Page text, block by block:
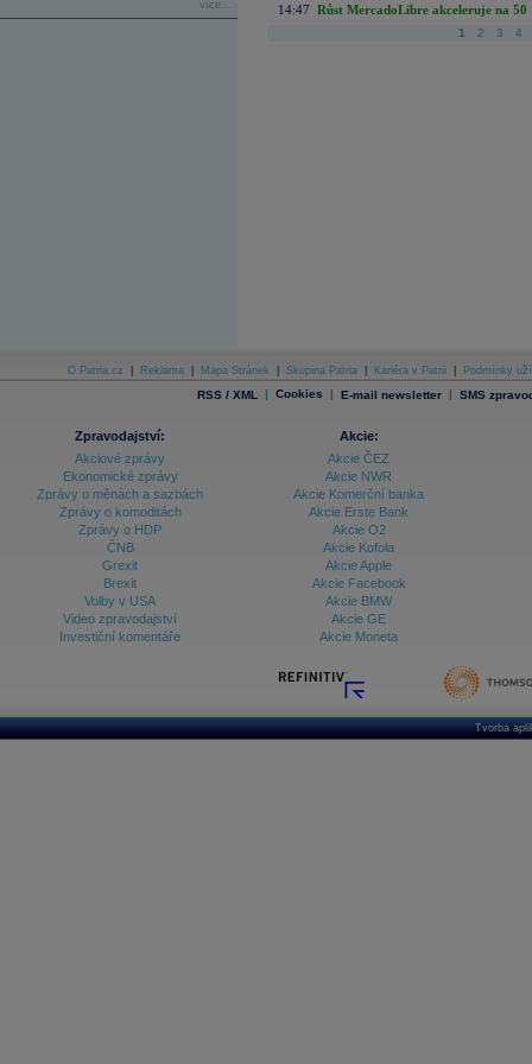
více...
14:47 Růst MercadoLibre akceleruje na
1 2 3 4
O Patria.cz Reklama Mapa Stránek Skupina Patria Kariéra v Patrii Podmínky
RSS / XML | Cookies | E-mail newsletter | SMS
Zpravodajství:
Akciové zprávy
Ekonomické zprávy
Zprávy o měnách a sazbách
Zprávy o komoditách
Zprávy o HDP
ČNB
Grexit
Brexit
Volby v USA
Video zpravodajství
Investiční komentáře
Akcie:
Akcie ČEZ
Akcie NWR
Akcie Komerční banka
Akcie Erste Bank
Akcie O2
Akcie Kofola
Akcie Apple
Akcie Facebook
Akcie BMW
Akcie GE
Akcie Moneta
Tvorba